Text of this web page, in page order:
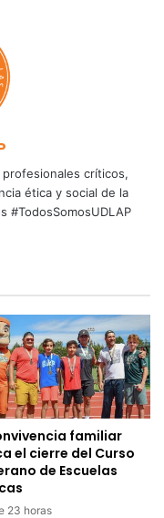
críticos,
ética y social de la
#TodosSomosUDLAP
familiar
el cierre del Curso
de Escuelas
23 horas